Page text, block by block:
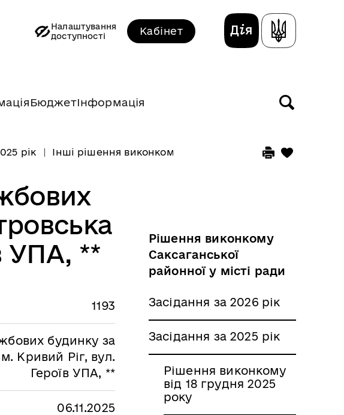
Налаштування
доступності
Кабінет
БюджетІнформація
рік Інші рішення виконкому прийняті у листопаді 2025
УПА, **
1193
будинку за
Кривий Ріг, вул.
Героїв УПА, **
06.11.2025
Рішення виконкому
Саксаганської
районної у місті ради
Засідання за 2026 рік
Засідання за 2025 рік
Рішення виконкому
від 18 грудня 2025
року